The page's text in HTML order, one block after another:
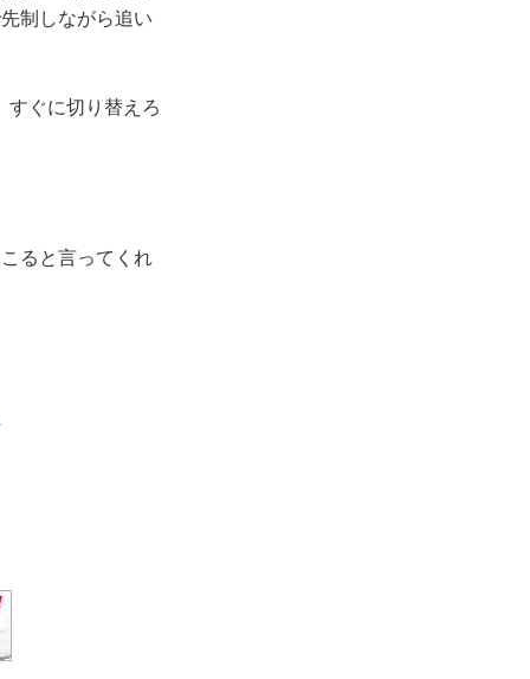
制しながら追い
すぐに切り替えろ
ると言ってくれ